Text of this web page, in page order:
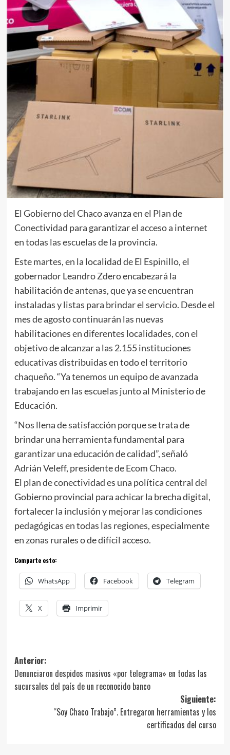
El Gobierno del Chaco avanza en el Plan de
Conectividad para garantizar el acceso a internet
en todas las escuelas de la provincia.
Este martes, en la localidad de El Espinillo, el
gobernador Leandro Zdero encabezará la
habilitación de antenas, que ya se encuentran
instaladas y listas para brindar el servicio. Desde el
mes de agosto continuarán las nuevas
habilitaciones en diferentes localidades, con el
objetivo de alcanzar a las 2.155 instituciones
educativas distribuidas en todo el territorio
chaqueño. “Ya tenemos un equipo de avanzada
trabajando en las escuelas junto al Ministerio de
Educación.
“Nos llena de satisfacción porque se trata de
brindar una herramienta fundamental para
garantizar una educación de calidad”, señaló
Adrián Veleff, presidente de Ecom Chaco.
El plan de conectividad es una política central del
Gobierno provincial para achicar la brecha digital,
fortalecer la inclusión y mejorar las condiciones
pedagógicas en todas las regiones, especialmente
en zonas rurales o de difícil acceso.
Comparte esto:
WhatsApp Facebook Telegram
X Imprimir
Navegación
de
entradas
Anterior:
Denunciaron despidos masivos «por telegrama» en todas las
sucursales del país de un reconocido banco
Siguiente:
“Soy Chaco Trabajo”. Entregaron herramientas y los
certificados del curso